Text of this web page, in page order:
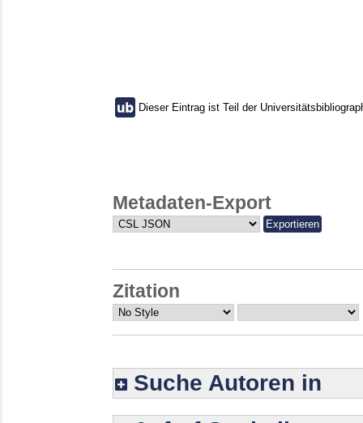
Dieser Eintrag ist Teil der
Metadaten-Export
Zitation
Suche Autoren in